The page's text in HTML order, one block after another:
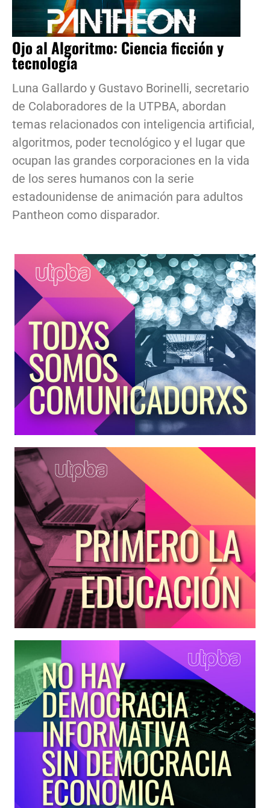
Ojo al Algoritmo: Ciencia ficción y
tecnología
Luna Gallardo y Gustavo Borinelli, secretario
de Colaboradores de la UTPBA, abordan
temas relacionados con inteligencia artificial,
algoritmos, poder tecnológico y el lugar que
ocupan las grandes corporaciones en la vida
de los seres humanos con la serie
estadounidense de animación para adultos
Pantheon como disparador.